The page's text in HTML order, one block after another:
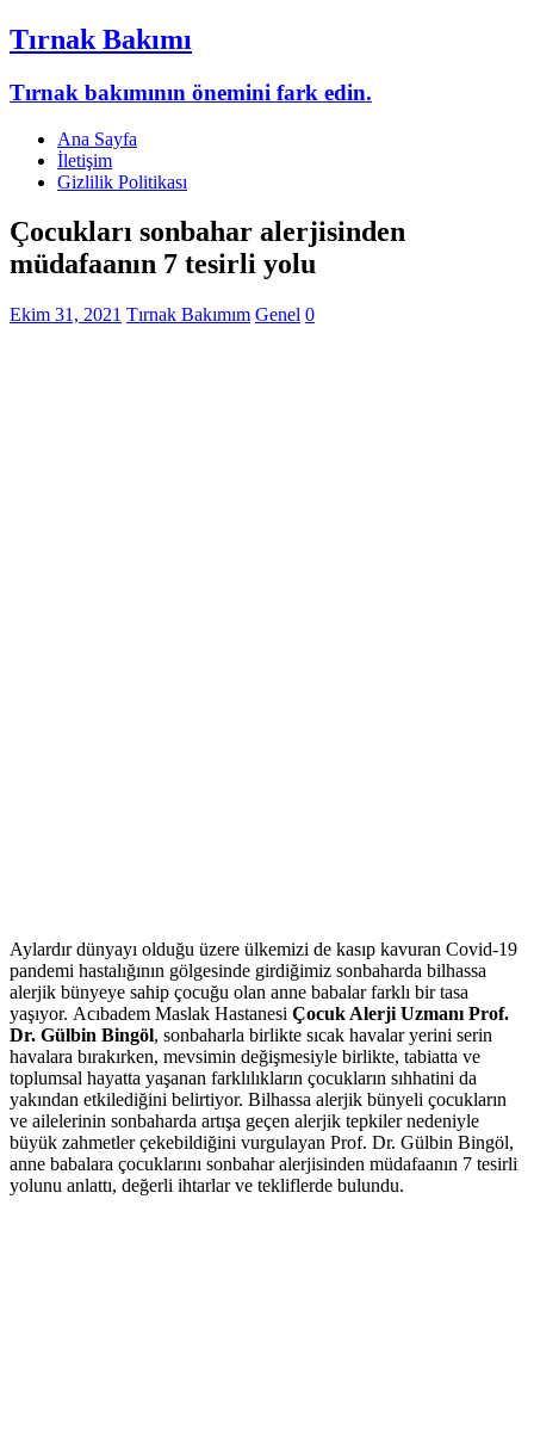
Tırnak Bakımı
Tırnak bakımının önemini fark edin.
Ana Sayfa
İletişim
Gizlilik Politikası
Çocukları sonbahar alerjisinden
müdafaanın 7 tesirli yolu
Ekim 31, 2021 Tırnak Bakımım Genel 0
Aylardır dünyayı olduğu üzere ülkemizi de kasıp kavuran Covid-19
pandemi hastalığının gölgesinde girdiğimiz sonbaharda bilhassa
alerjik bünyeye sahip çocuğu olan anne babalar farklı bir tasa
yaşıyor. Acıbadem Maslak Hastanesi Çocuk Alerji Uzmanı Prof.
Dr. Gülbin Bingöl, sonbaharla birlikte sıcak havalar yerini serin
havalara bırakırken, mevsimin değişmesiyle birlikte, tabiatta ve
toplumsal hayatta yaşanan farklılıkların çocukların sıhhatini da
yakından etkilediğini belirtiyor. Bilhassa alerjik bünyeli çocukların
ve ailelerinin sonbaharda artışa geçen alerjik tepkiler nedeniyle
büyük zahmetler çekebildiğini vurgulayan Prof. Dr. Gülbin Bingöl,
anne babalara çocuklarını sonbahar alerjisinden müdafaanın 7 tesirli
yolunu anlattı, değerli ihtarlar ve tekliflerde bulundu.